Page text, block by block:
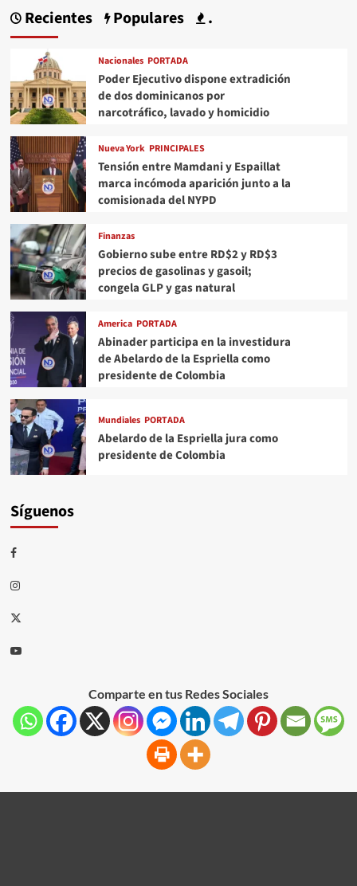
Recientes Populares .
Nacionales PORTADA
Poder Ejecutivo dispone extradición
de dos dominicanos por
narcotráfico, lavado y homicidio
Nueva York PRINCIPALES
Tensión entre Mamdani y Espaillat
marca incómoda aparición junto a la
comisionada del NYPD
Finanzas
Gobierno sube entre RD$2 y RD$3
precios de gasolinas y gasoil;
congela GLP y gas natural
America PORTADA
Abinader participa en la investidura
de Abelardo de la Espriella como
presidente de Colombia
Mundiales PORTADA
Abelardo de la Espriella jura como
presidente de Colombia
Síguenos
Comparte en tus Redes Sociales